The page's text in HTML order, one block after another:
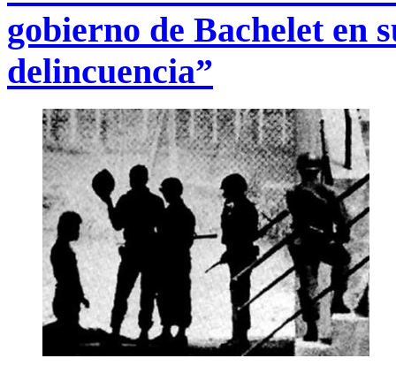
gobierno de Bachelet en
delincuencia”